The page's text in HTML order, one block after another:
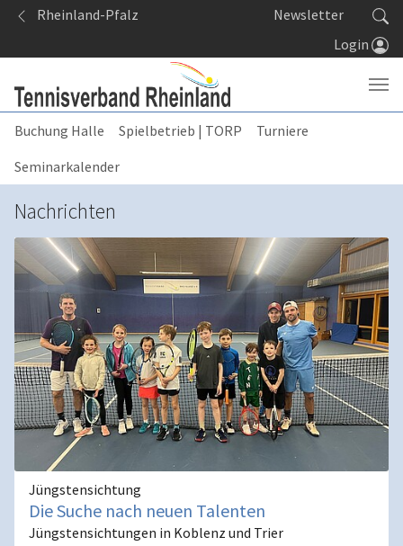
Springe zum Seiteninhalt
Rheinland-Pfalz
Newsletter
Login
Buchung Halle Spielbetrieb | TORP
Turniere
Seminarkalender
Nachrichten
Jüngstensichtung
Die Suche nach neuen Talenten
Jüngstensichtungen in Koblenz und Trier